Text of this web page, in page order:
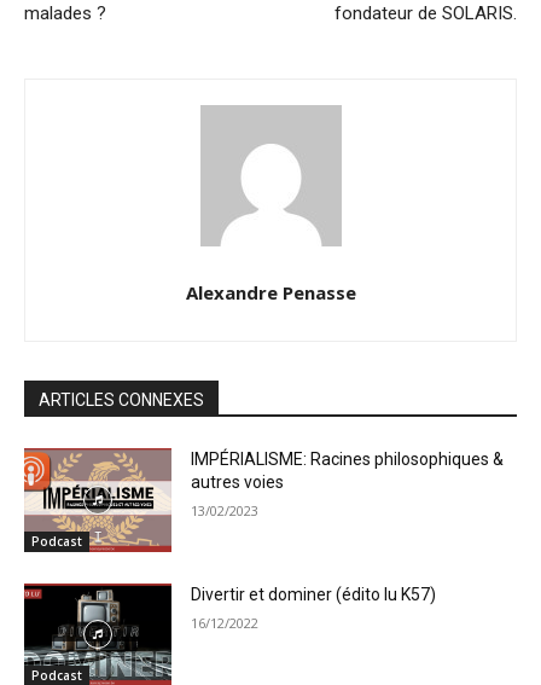
malades ?
fondateur de SOLARIS.
Alexandre Penasse
ARTICLES CONNEXES
Podcast
IMPÉRIALISME: Racines philosophiques &
autres voies
13/02/2023
Podcast
Divertir et dominer (édito lu K57)
16/12/2022